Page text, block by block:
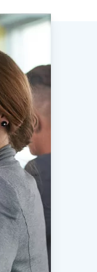
wenn dies
hat er Anspruch